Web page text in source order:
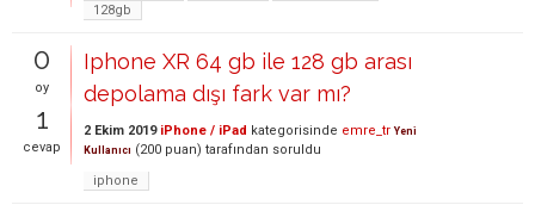
128gb
0
oy
1
cevap
Iphone XR 64 gb ile 128 gb arası
depolama dışı fark var mı?
2 Ekim 2019 iPhone / iPad kategorisinde emre_tr Yeni
Kullanıcı (200 puan) tarafından soruldu
iphone